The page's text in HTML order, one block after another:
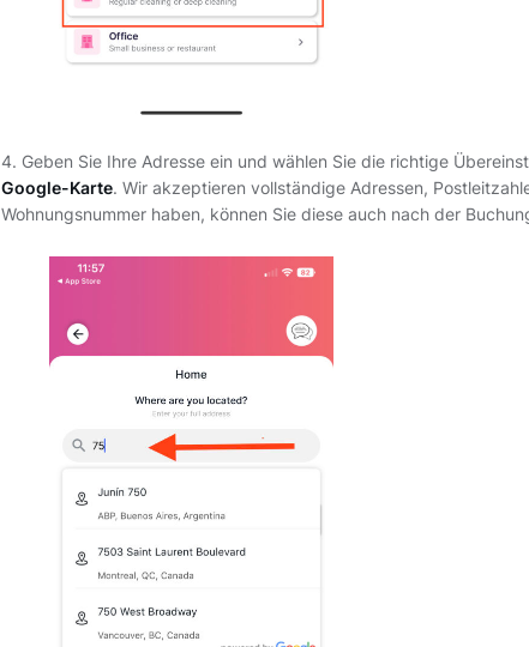
4. Geben Sie Ihre Adresse ein und wählen Sie die richtige
Google-Karte. Wir akzeptieren vollständige Adressen,
Wohnungsnummer haben, können Sie diese auch nach der